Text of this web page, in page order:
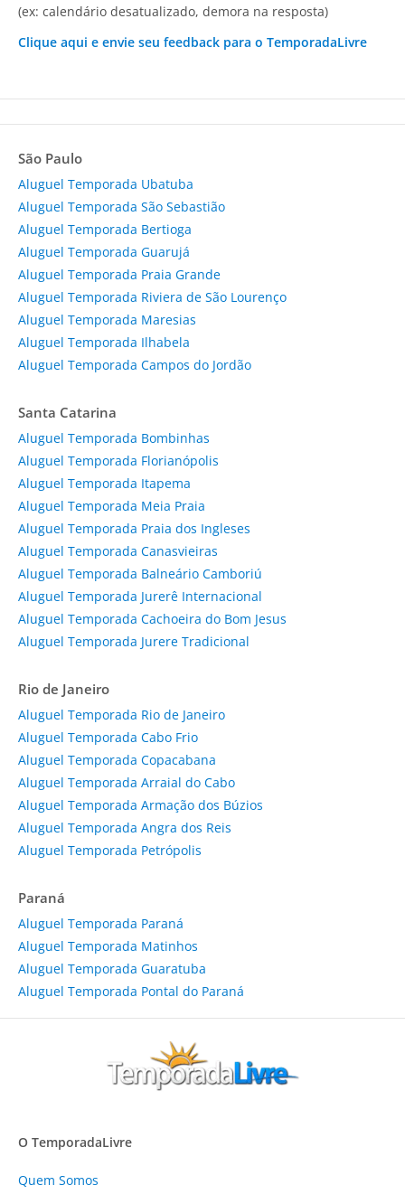
(ex: calendário desatualizado, demora na resposta)
Clique aqui e envie seu feedback para o TemporadaLivre
São Paulo
Aluguel Temporada Ubatuba
Aluguel Temporada São Sebastião
Aluguel Temporada Bertioga
Aluguel Temporada Guarujá
Aluguel Temporada Praia Grande
Aluguel Temporada Riviera de São Lourenço
Aluguel Temporada Maresias
Aluguel Temporada Ilhabela
Aluguel Temporada Campos do Jordão
Santa Catarina
Aluguel Temporada Bombinhas
Aluguel Temporada Florianópolis
Aluguel Temporada Itapema
Aluguel Temporada Meia Praia
Aluguel Temporada Praia dos Ingleses
Aluguel Temporada Canasvieiras
Aluguel Temporada Balneário Camboriú
Aluguel Temporada Jurerê Internacional
Aluguel Temporada Cachoeira do Bom Jesus
Aluguel Temporada Jurere Tradicional
Rio de Janeiro
Aluguel Temporada Rio de Janeiro
Aluguel Temporada Cabo Frio
Aluguel Temporada Copacabana
Aluguel Temporada Arraial do Cabo
Aluguel Temporada Armação dos Búzios
Aluguel Temporada Angra dos Reis
Aluguel Temporada Petrópolis
Paraná
Aluguel Temporada Paraná
Aluguel Temporada Matinhos
Aluguel Temporada Guaratuba
Aluguel Temporada Pontal do Paraná
O TemporadaLivre
Quem Somos